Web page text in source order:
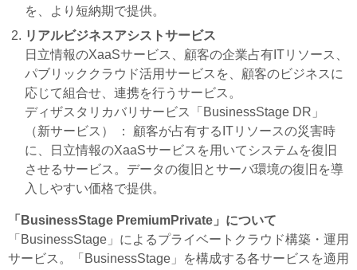
を、より短納期で提供。
リアルビジネスアシストサービス
日立情報のXaaSサービス、顧客の企業占有ITリソース、
パブリッククラウド活用サービスを、顧客のビジネスに
応じて組合せ、連携を行うサービス。
ディザスタリカバリサービス「BusinessStage DR」
（新サービス） ： 顧客が占有するITリソースの災害時
に、日立情報のXaaSサービスを用いてシステムを復旧
させるサービス。データの復旧とサーバ環境の復旧を導
入しやすい価格で提供。
「BusinessStage PremiumPrivate」について
「BusinessStage」によるプライベートクラウド構築・運用
サービス。「BusinessStage」を構成する各サービスを適用